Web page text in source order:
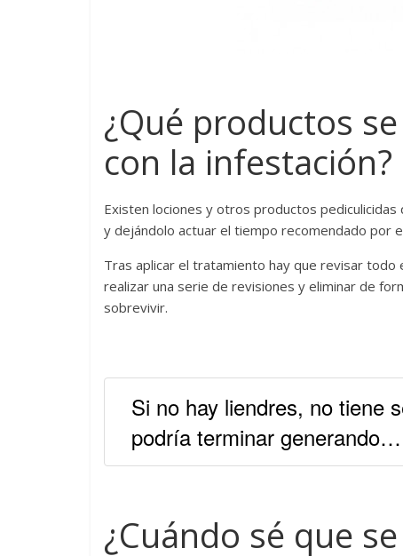
¿Qué productos
con la infestación?
Existen lociones y otros productos
y dejándolo actuar el tiempo recomendado por
Tras aplicar el tratamiento hay que revisar todo
realizar una serie de revisiones y eliminar de
sobrevivir.
Si no hay liendres, no tiene
podría terminar generando…
¿Cuándo sé que